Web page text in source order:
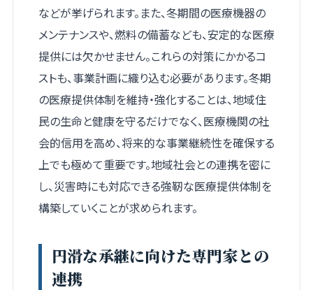
などが挙げられます。また、冬期間の医療機器の
メンテナンスや、燃料の備蓄なども、安定的な医療
提供には欠かせません。これらの対策にかかるコ
ストも、事業計画に織り込む必要があります。冬期
の医療提供体制を維持・強化することは、地域住
民の生命と健康を守るだけでなく、医療機関の社
会的信用を高め、将来的な事業継続性を確保する
上でも極めて重要です。地域社会との連携を密に
し、災害時にも対応できる強靭な医療提供体制を
構築していくことが求められます。
円滑な承継に向けた専門家との
連携